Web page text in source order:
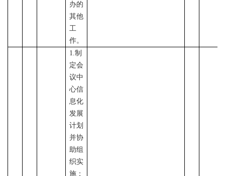
办的
其他
工
作。
1.制
定会
议中
心信
息化
发展
计划
并协
助组
织实
施；